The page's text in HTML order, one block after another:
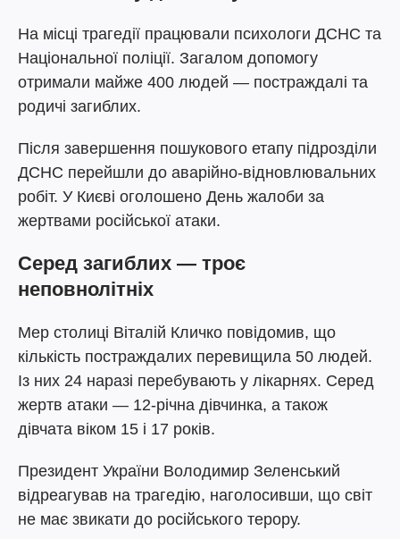
На місці трагедії працювали психологи ДСНС та
Національної поліції. Загалом допомогу
отримали майже 400 людей — постраждалі та
родичі загиблих.
Після завершення пошукового етапу підрозділи
ДСНС перейшли до аварійно-відновлювальних
робіт. У Києві оголошено День жалоби за
жертвами російської атаки.
Серед загиблих — троє
неповнолітніх
Мер столиці Віталій Кличко повідомив, що
кількість постраждалих перевищила 50 людей.
Із них 24 наразі перебувають у лікарнях. Серед
жертв атаки — 12-річна дівчинка, а також
дівчата віком 15 і 17 років.
Президент України Володимир Зеленський
відреагував на трагедію, наголосивши, що світ
не має звикати до російського терору.